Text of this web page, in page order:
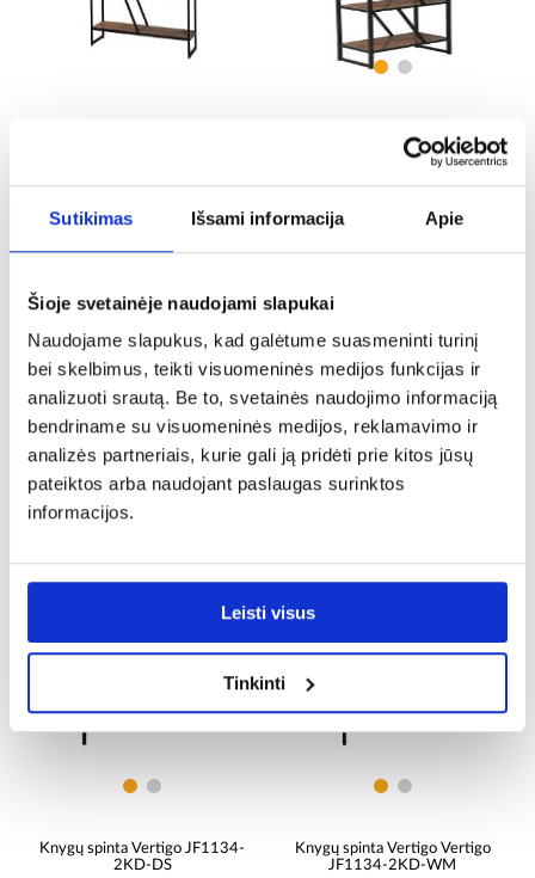
Sutikimas Išsami informacija Apie
Šioje svetainėje naudojami slapukai
Naudojame slapukus, kad galėtume suasmeninti turinį
bei skelbimus, teikti visuomeninės medijos funkcijas ir
analizuoti srautą. Be to, svetainės naudojimo informaciją
bendriname su visuomeninės medijos, reklamavimo ir
analizės partneriais, kurie gali ją pridėti prie kitos jūsų
pateiktos arba naudojant paslaugas surinktos
informacijos.
Leisti visus
Tinkinti
Knygų spinta 31333A-3
Knygų spintelė Prestigo P4
Knygų spinta Vertigo JF1134-
2KD-DS
Knygų spinta Vertigo Vertigo
JF1134-2KD-WM